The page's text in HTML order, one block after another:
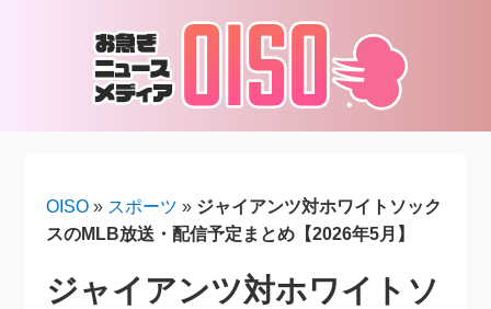
OISO » スポーツ » ジャイアンツ対ホワイトソック
スのMLB放送・配信予定まとめ【2026年5月】
ジャイアンツ対ホワイトソ